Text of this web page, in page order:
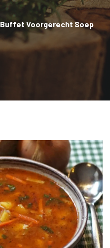
Buffet Voorgerecht Soep